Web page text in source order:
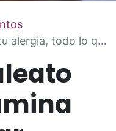
lo que hay que saber